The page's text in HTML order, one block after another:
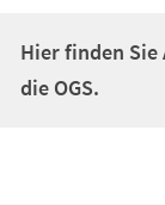
Hier finden Sie
die OGS.